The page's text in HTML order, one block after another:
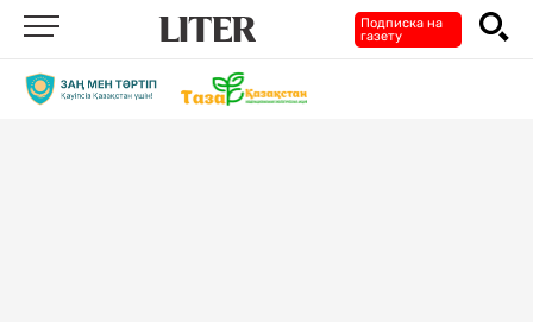
Подписка на
газету